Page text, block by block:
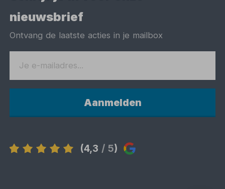
nieuwsbrief
Ontvang de laatste acties in je mailbox
Aanmelden
(4,3 / 5)